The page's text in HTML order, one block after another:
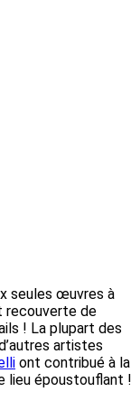
seules œuvres à
recouverte de
! La plupart des
artistes
ont contribué à la
lieu époustouflant !